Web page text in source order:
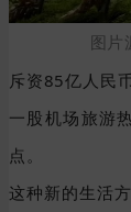
图片
斥资85亿人民
一股机场旅游
点。
这种新的生活